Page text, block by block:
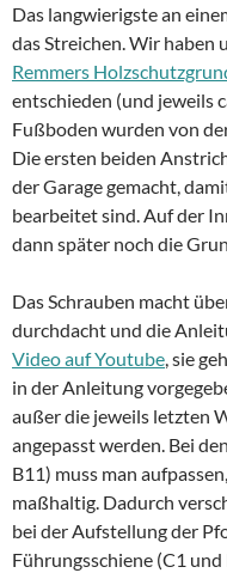
Das langwierigste an
das Streichen. Wir haben
Remmers
entschieden (und jeweils
Fußboden wurden von
Die ersten beiden
der Garage gemacht,
bearbeitet sind. Auf der
dann später noch die
Das Schrauben macht
durchdacht und die
Video auf Youtube, sie
in der Anleitung
außer die jeweils letzten
angepasst werden. Bei
B11) muss man
maßhaltig. Dadurch
bei der Aufstellung der
Führungsschiene (C1